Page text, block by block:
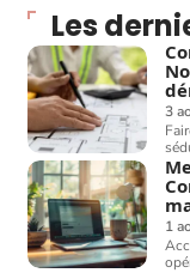
Les
3
1